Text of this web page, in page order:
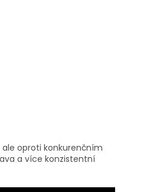
oproti konkurenčním
a více konzistentní